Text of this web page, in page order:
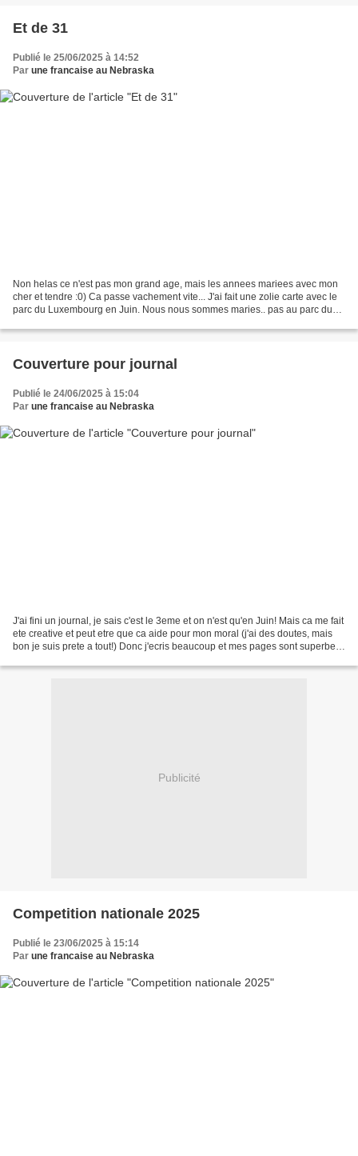
Et de 31
Publié le 25/06/2025 à 14:52
Par une francaise au Nebraska
Non helas ce n'est pas mon grand age, mais les annees mariees avec mon
cher et tendre :0) Ca passe vachement vite... J'ai fait une zolie carte avec le
parc du Luxembourg en Juin. Nous nous sommes maries.. pas au parc du
Couverture pour journal
Publié le 24/06/2025 à 15:04
Par une francaise au Nebraska
J'ai fini un journal, je sais c'est le 3eme et on n'est qu'en Juin! Mais ca me fait
ete creative et peut etre que ca aide pour mon moral (j'ai des doutes, mais
bon je suis prete a tout!) Donc j'ecris beaucoup et mes pages sont superbes,
Publicité
Competition nationale 2025
Publié le 23/06/2025 à 15:14
Par une francaise au Nebraska